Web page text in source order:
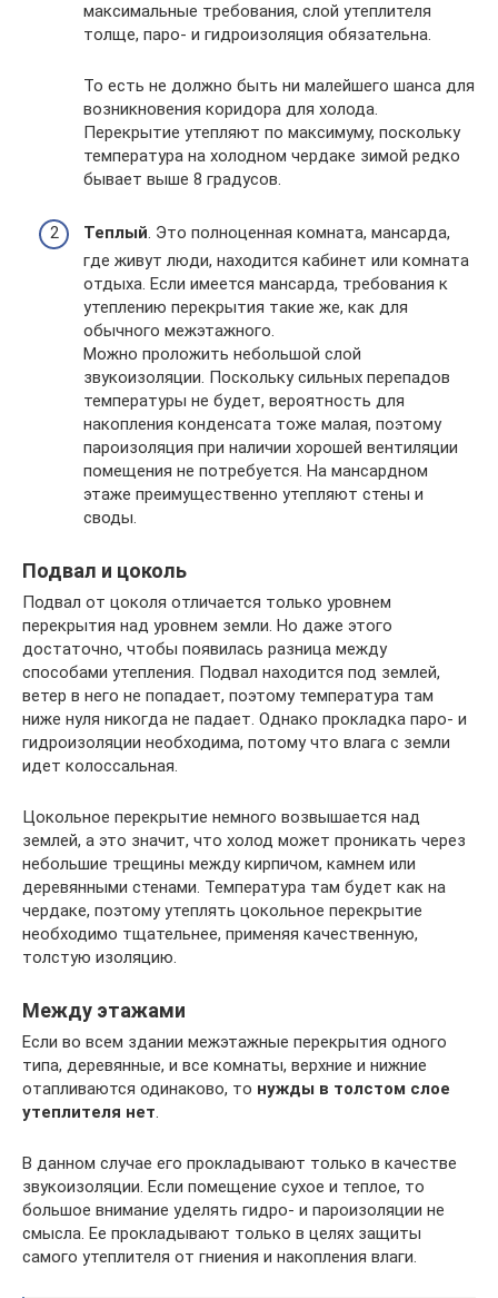
максимальные требования, слой утеплителя
толще, паро- и гидроизоляция обязательна.
То есть не должно быть ни малейшего шанса для
возникновения коридора для холода.
Перекрытие утепляют по максимуму, поскольку
температура на холодном чердаке зимой редко
бывает выше 8 градусов.
Теплый. Это полноценная комната, мансарда,
где живут люди, находится кабинет или комната
отдыха. Если имеется мансарда, требования к
утеплению перекрытия такие же, как для
обычного межэтажного.
Можно проложить небольшой слой
звукоизоляции. Поскольку сильных перепадов
температуры не будет, вероятность для
накопления конденсата тоже малая, поэтому
пароизоляция при наличии хорошей вентиляции
помещения не потребуется. На мансардном
этаже преимущественно утепляют стены и
своды.
Подвал и цоколь
Подвал от цоколя отличается только уровнем
перекрытия над уровнем земли. Но даже этого
достаточно, чтобы появилась разница между
способами утепления. Подвал находится под землей,
ветер в него не попадает, поэтому температура там
ниже нуля никогда не падает. Однако прокладка паро- и
гидроизоляции необходима, потому что влага с земли
идет колоссальная.
Цокольное перекрытие немного возвышается над
землей, а это значит, что холод может проникать через
небольшие трещины между кирпичом, камнем или
деревянными стенами. Температура там будет как на
чердаке, поэтому утеплять цокольное перекрытие
необходимо тщательнее, применяя качественную,
толстую изоляцию.
Между этажами
Если во всем здании межэтажные перекрытия одного
типа, деревянные, и все комнаты, верхние и нижние
отапливаются одинаково, то нужды в толстом слое
утеплителя нет.
В данном случае его прокладывают только в качестве
звукоизоляции. Если помещение сухое и теплое, то
большое внимание уделять гидро- и пароизоляции не
смысла. Ее прокладывают только в целях защиты
самого утеплителя от гниения и накопления влаги.